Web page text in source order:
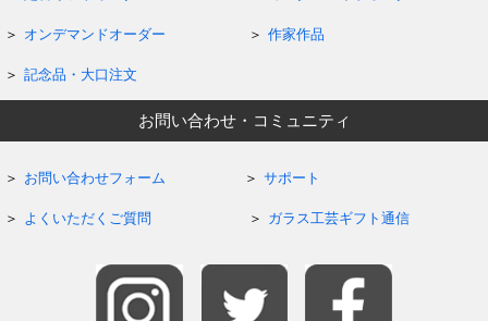
オンデマンドオーダー 作家作品
記念品・大口注文
お問い合わせ・コミュニティ
お問い合わせフォーム サポート
よくいただくご質問 ガラス工芸ギフト通信